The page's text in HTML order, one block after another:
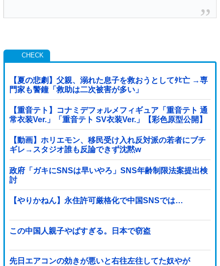
【夏の悲劇】父親、溺れた息子を救おうとしてﾀﾋ亡 →専
門家も警鐘「救助は二次被害が多い」
【重音テト】コナミデフォルメフィギュア「重音テト 通
常衣装Ver.」「重音テト SV衣装Ver.」【彩色原型公開】
【動画】ホリエモン、移民受け入れ反対派の若者にブチ
ギレ→スタジオ誰も反論できず沈黙w
政府「ガキにSNSは早いやろ」SNS年齢制限法案提出検
討
【やりかねん】永住許可厳格化で中国SNSでは…
この中国人親子やばすぎる。日本で窃盗
先日エアコンの効きが悪いと右往左往してた奴やが